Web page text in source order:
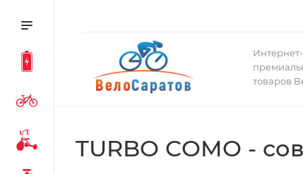
товаров
TURBO COMO -